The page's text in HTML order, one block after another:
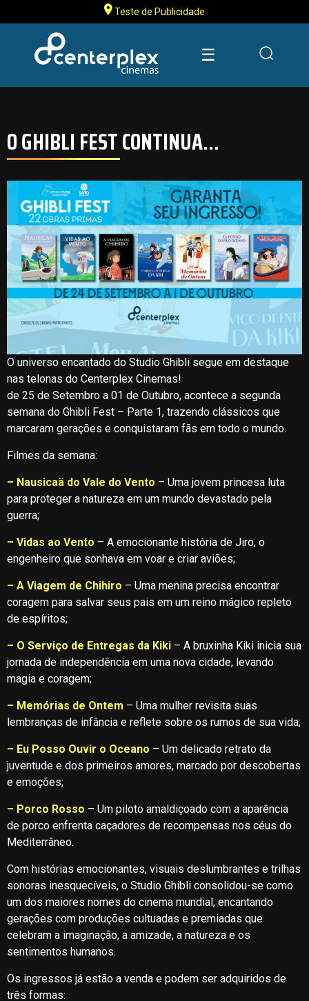
Teste de Publicidade
☰
O GHIBLI FEST CONTINUA…
O universo encantado do Studio Ghibli segue em destaque
nas telonas do Centerplex Cinemas!
de 25 de Setembro a 01 de Outubro, acontece a segunda
semana do Ghibli Fest – Parte 1, trazendo clássicos que
marcaram gerações e conquistaram fãs em todo o mundo.
Filmes da semana:
– Nausicaä do Vale do Vento – Uma jovem princesa luta
para proteger a natureza em um mundo devastado pela
guerra;
– Vidas ao Vento – A emocionante história de Jiro, o
engenheiro que sonhava em voar e criar aviões;
– A Viagem de Chihiro – Uma menina precisa encontrar
coragem para salvar seus pais em um reino mágico repleto
de espíritos;
– O Serviço de Entregas da Kiki – A bruxinha Kiki inicia sua
jornada de independência em uma nova cidade, levando
magia e coragem;
– Memórias de Ontem – Uma mulher revisita suas
lembranças de infância e reflete sobre os rumos de sua vida;
– Eu Posso Ouvir o Oceano – Um delicado retrato da
juventude e dos primeiros amores, marcado por descobertas
e emoções;
– Porco Rosso – Um piloto amaldiçoado com a aparência
de porco enfrenta caçadores de recompensas nos céus do
Mediterrâneo.
Com histórias emocionantes, visuais deslumbrantes e trilhas
sonoras inesquecíveis, o Studio Ghibli consolidou-se como
um dos maiores nomes do cinema mundial, encantando
gerações com produções cultuadas e premiadas que
celebram a imaginação, a amizade, a natureza e os
sentimentos humanos.
Os ingressos já estão a venda e podem ser adquiridos de
três formas: